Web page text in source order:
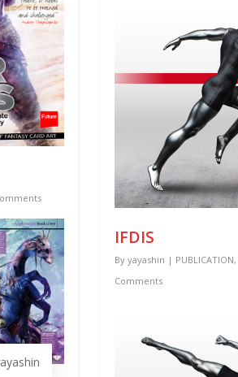
IFDIS
By yayashin | PUBLICATION,
Comments